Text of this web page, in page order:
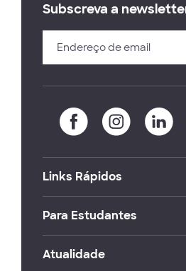
Subscreva a
Links Rápidos
Para Estudantes
Atualidade